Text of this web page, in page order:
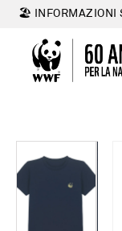
🏖 INFORMAZIONI